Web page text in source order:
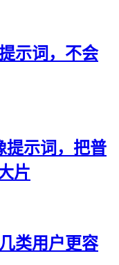
示词，不会
提示词，把普
片
类用户更容